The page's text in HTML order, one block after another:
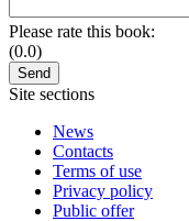
Please rate this book:
(0.0)
Site sections
News
Contacts
Terms of use
Privacy policy
Public offer